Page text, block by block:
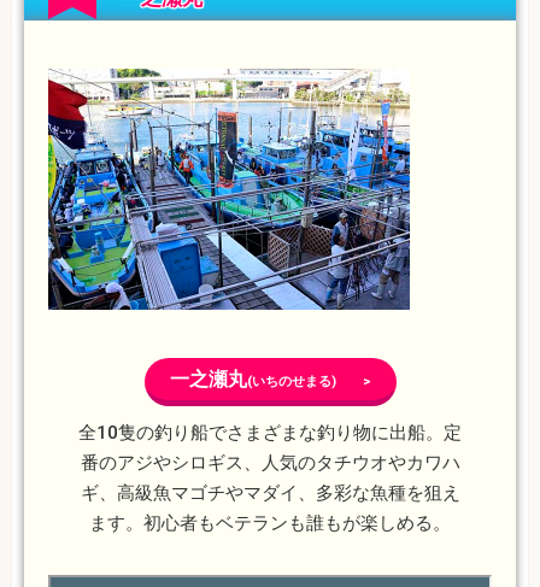
一之瀬丸(いちのせまる) >
全10隻の釣り船でさまざまな釣り物に出船。定
番のアジやシロギス、人気のタチウオやカワハ
ギ、高級魚マゴチやマダイ、多彩な魚種を狙え
ます。初心者もベテランも誰もが楽しめる。